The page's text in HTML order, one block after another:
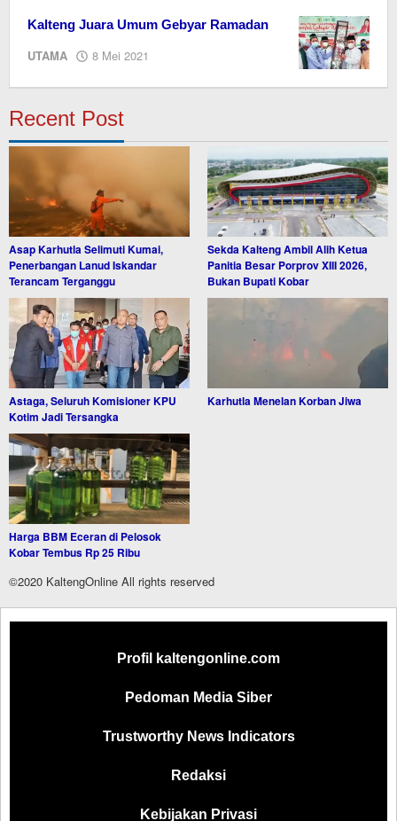
Kalteng Juara Umum Gebyar Ramadan
UTAMA 8 Mei 2021
kaltengonline.com
Recent Post
Asap Karhutla Selimuti Kumai,
Penerbangan Lanud Iskandar
Terancam Terganggu
Sekda Kalteng Ambil Alih Ketua
Panitia Besar Porprov XIII 2026,
Bukan Bupati Kobar
Astaga, Seluruh Komisioner KPU
Kotim Jadi Tersangka
Karhutla Menelan Korban Jiwa
Harga BBM Eceran di Pelosok
Kobar Tembus Rp 25 Ribu
©2020 KaltengOnline All rights reserved
Profil kaltengonline.com
Pedoman Media Siber
Trustworthy News Indicators
Redaksi
Kebijakan Privasi